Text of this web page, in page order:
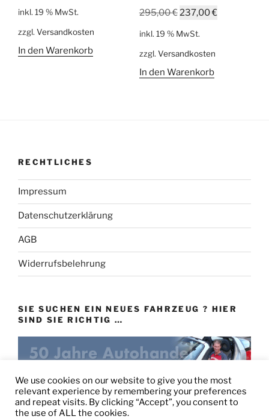
5,90 €2,50 €.
inkl. 19 % MwSt.
zzgl. Versandkosten
In den Warenkorb
295,00€ Ursprünglicher
295,00 €
237,00€Aktueller
inkl. 19 % MwSt.
zzgl. Versandkosten
In den Warenkorb
RECHTLICHES
Impressum
Datenschutzerklärung
AGB
Widerrufsbelehrung
SIE SUCHEN EIN NEUES FAHRZEUG ? HIER
SIND SIE RICHTIG …
eu-autovertrieb.de
We use cookies on our website to give you the most
relevant experience by remembering your preferences
and repeat visits. By clicking “Accept”, you consent to
the use of ALL the cookies.